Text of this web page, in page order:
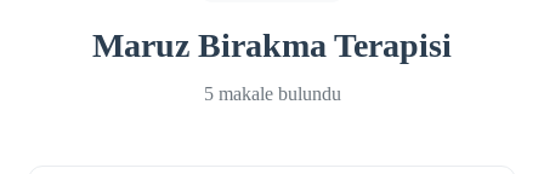
Maruz Birakma Terapisi
5 makale bulundu